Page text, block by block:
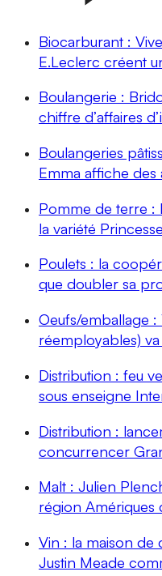
Biocarburant :
E.Leclerc créent
Boulangerie :
chiffre d’affaires
Boulangeries
Emma affiche des
Pomme de terre :
la variété
Poulets : la
que doubler sa
Oeufs/emballage :
réemployables)
Distribution : feu
sous enseigne
Distribution :
concurrencer
Malt : Julien
région Amériques
Vin : la maison
Justin Meade